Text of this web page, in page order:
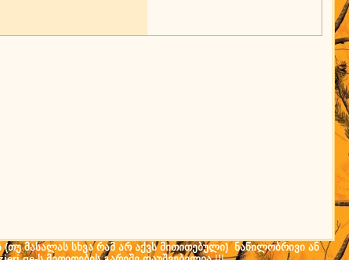
(თუ მასალას სხვა რამ არ აქვს მითითებული) ნაწილობრივი ან